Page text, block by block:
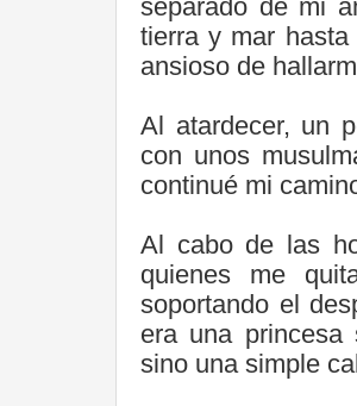
separado de mi
tierra y mar
ansioso de
Al atardecer, un
con unos
continué mi
Al cabo de las
quienes me
soportando el
era una princesa
sino una simple